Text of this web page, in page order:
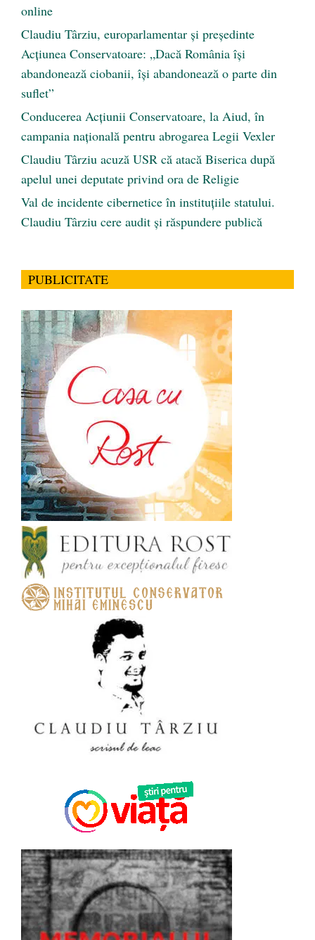
online
Claudiu Târziu, europarlamentar și președinte
Acțiunea Conservatoare: „Dacă România își
abandonează ciobanii, își abandonează o parte din
suflet”
Conducerea Acțiunii Conservatoare, la Aiud, în
campania națională pentru abrogarea Legii Vexler
Claudiu Târziu acuză USR că atacă Biserica după
apelul unei deputate privind ora de Religie
Val de incidente cibernetice în instituțiile statului.
Claudiu Târziu cere audit și răspundere publică
PUBLICITATE